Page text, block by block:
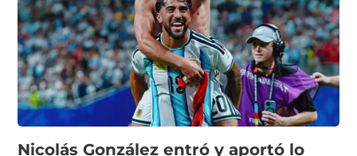
Nicolás González entró y aportó lo